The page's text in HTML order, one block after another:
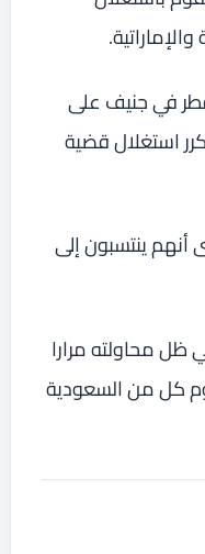
في جنيف على
استغلال قضية
ينتسبون إلى
محاولته مرارا
كل من السعودية